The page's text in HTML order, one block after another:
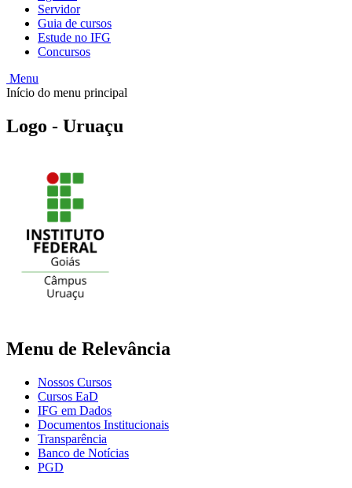
Servidor
Guia de cursos
Estude no IFG
Concursos
Menu
Início do menu principal
Logo - Uruaçu
Menu de Relevância
Nossos Cursos
Cursos EaD
IFG em Dados
Documentos Institucionais
Transparência
Banco de Notícias
PGD